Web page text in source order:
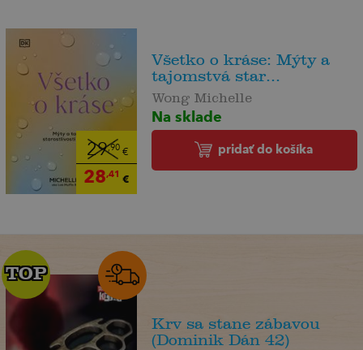
29,90€
28,41 €
Všetko o kráse: Mýty a
tajomstvá star...
Wong Michelle
Na sklade
pridať do košíka
TOP
TOP
Krv sa stane zábavou
(Dominik Dán 42)